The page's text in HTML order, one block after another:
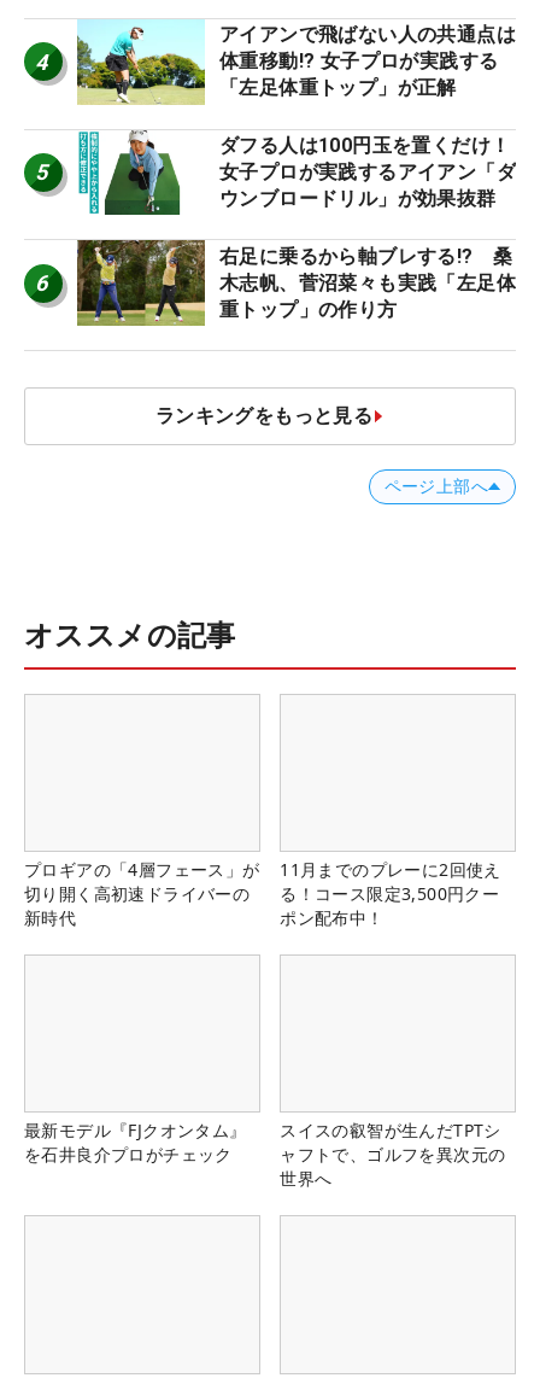
4
アイアンで飛ばない人の共通点は
体重移動!? 女子プロが実践する
「左足体重トップ」が正解
5
ダフる人は100円玉を置くだけ！
女子プロが実践するアイアン「ダ
ウンブロードリル」が効果抜群
6
右足に乗るから軸ブレする!? 桑
木志帆、菅沼菜々も実践「左足体
重トップ」の作り方
ランキングをもっと見る
ページ上部へ
オススメの記事
プロギアの「4層フェース」が
切り開く高初速ドライバーの
新時代
11月までのプレーに2回使え
る！コース限定3,500円クー
ポン配布中！
最新モデル『FJクオンタム』
を石井良介プロがチェック
スイスの叡智が生んだTPTシ
ャフトで、ゴルフを異次元の
世界へ